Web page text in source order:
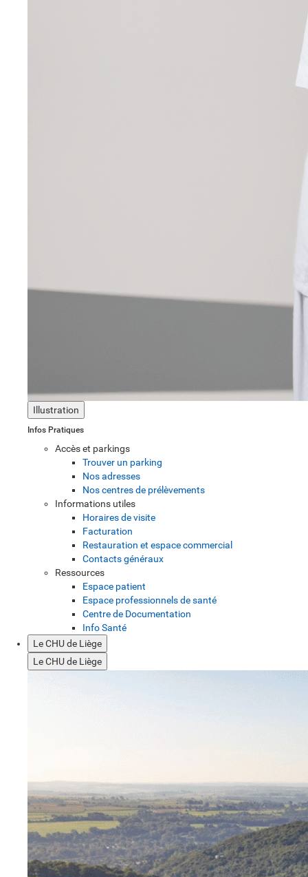
Illustration
Infos Pratiques
Accès et parkings
Trouver un parking
Nos adresses
Nos centres de prélèvements
Informations utiles
Horaires de visite
Facturation
Restauration et espace commercial
Contacts généraux
Ressources
Espace patient
Espace professionnels de santé
Centre de Documentation
Info Santé
Le CHU de Liège
Le CHU de Liège